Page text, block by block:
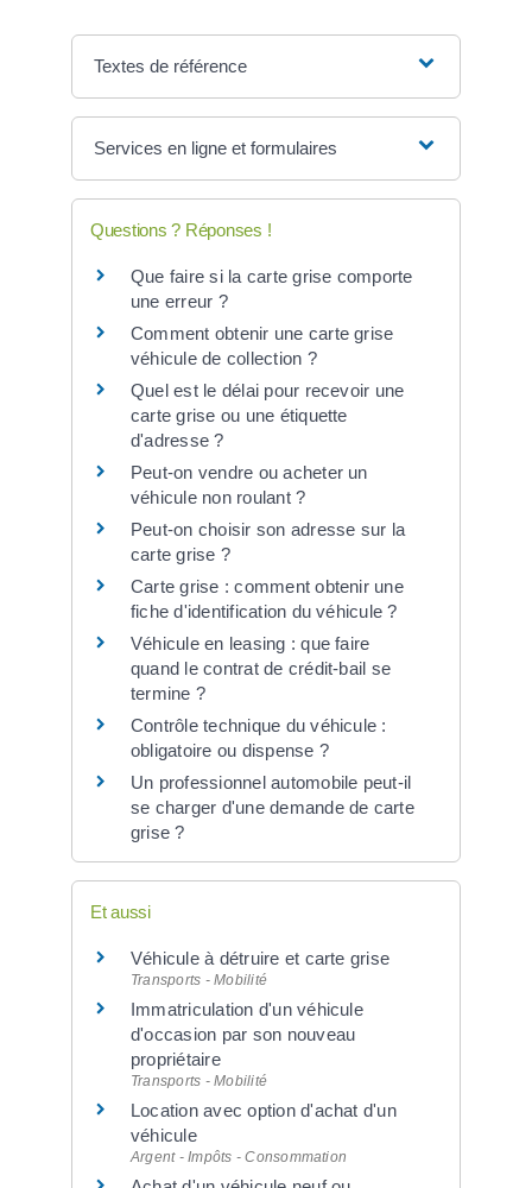
Textes de référence
Services en ligne et formulaires
Questions ? Réponses !
Que faire si la carte grise comporte
une erreur ?
Comment obtenir une carte grise
véhicule de collection ?
Quel est le délai pour recevoir une
carte grise ou une étiquette
d'adresse ?
Peut-on vendre ou acheter un
véhicule non roulant ?
Peut-on choisir son adresse sur la
carte grise ?
Carte grise : comment obtenir une
fiche d'identification du véhicule ?
Véhicule en leasing : que faire
quand le contrat de crédit-bail se
termine ?
Contrôle technique du véhicule :
obligatoire ou dispense ?
Un professionnel automobile peut-il
se charger d'une demande de carte
grise ?
Et aussi
Véhicule à détruire et carte grise
Transports - Mobilité
Immatriculation d'un véhicule
d'occasion par son nouveau
propriétaire
Transports - Mobilité
Location avec option d'achat d'un
véhicule
Argent - Impôts - Consommation